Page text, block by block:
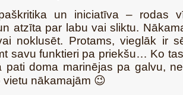
un iniciatīva – rodas
atzīta par labu vai sliktu.
noklusēt. Protams, vieglāk ir
savu funktieri pa priekšu… Ko
pati doma marinējas pa galvu,
vietu nākamajām 😉